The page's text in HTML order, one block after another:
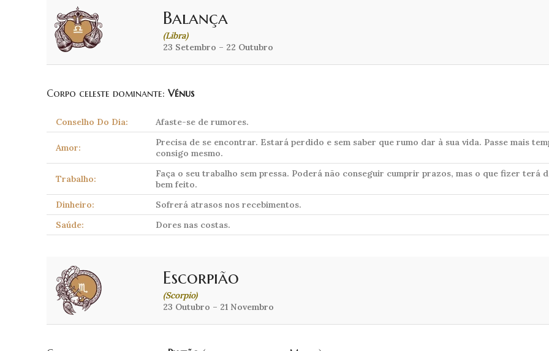
Balança
(Libra)
23 Setembro – 22 Outubro
Corpo celeste dominante: Vénus
Conselho Do Dia: Afaste-se de rumores.
Amor:
Precisa de se encontrar. Estará perdido e sem saber que rumo dar à sua vida. Passe mais
consigo mesmo.
Trabalho:
Faça o seu trabalho sem pressa. Poderá não conseguir cumprir prazos, mas o que fizer terá
bem feito.
Dinheiro:
Sofrerá atrasos nos recebimentos.
Saúde:
Dores nas costas.
Escorpião
(Scorpio)
23 Outubro – 21 Novembro